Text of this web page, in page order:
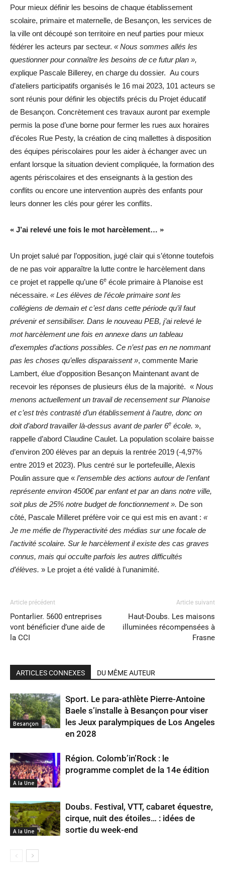
Pour mieux définir les besoins de chaque établissement
scolaire, primaire et maternelle, de Besançon, les services de
la ville ont découpé son territoire en neuf parties pour mieux
fédérer les acteurs par secteur. « Nous sommes allés les
questionner pour connaître les besoins de ce futur plan »,
explique Pascale Billerey, en charge du dossier. Au cours
d’ateliers participatifs organisés le 16 mai 2023, 101 acteurs se
sont réunis pour définir les objectifs précis du Projet éducatif
de Besançon. Concrètement ces travaux auront par exemple
permis la pose d’une borne pour fermer les rues aux horaires
d’écoles Rue Pesty, la création de cinq mallettes à disposition
des équipes périscolaires pour les aider à échanger avec un
enfant lorsque la situation devient compliquée, la formation des
agents périscolaires et des enseignants à la gestion des
conflits ou encore une intervention auprès des enfants pour
leurs donner les clés pour gérer les conflits.
« J’ai relevé une fois le mot harcèlement… »
Un projet salué par l’opposition, jugé clair qui s’étonne toutefois
de ne pas voir apparaître la lutte contre le harcèlement dans
ce projet et rappelle qu’une 6e école primaire à Planoise est
nécessaire. « Les élèves de l’école primaire sont les
collégiens de demain et c’est dans cette période qu’il faut
prévenir et sensibiliser. Dans le nouveau PEB, j’ai relevé le
mot harcèlement une fois en annexe dans un tableau
d’exemples d’actions possibles. Ce n’est pas en ne nommant
pas les choses qu’elles disparaissent », commente Marie
Lambert, élue d’opposition Besançon Maintenant avant de
recevoir les réponses de plusieurs élus de la majorité. « Nous
menons actuellement un travail de recensement sur Planoise
et c’est très contrasté d’un établissement à l’autre, donc on
doit d’abord travailler là-dessus avant de parler 6e école. »,
rappelle d’abord Claudine Caulet. La population scolaire baisse
d’environ 200 élèves par an depuis la rentrée 2019 (-4,97%
entre 2019 et 2023). Plus centré sur le portefeuille, Alexis
Poulin assure que « l’ensemble des actions autour de l’enfant
représente environ 4500€ par enfant et par an dans notre ville,
soit plus de 25% notre budget de fonctionnement ». De son
côté, Pascale Milleret préfère voir ce qui est mis en avant : «
Je me méfie de l’hyperactivité des médias sur une focale de
l’activité scolaire. Sur le harcèlement il existe des cas graves
connus, mais qui occulte parfois les autres difficultés
d’élèves. » Le projet a été validé à l’unanimité.
Article précédent
Pontarlier. 5600 entreprises
vont bénéficier d’une aide de
la CCI
Article suivant
Haut-Doubs. Les maisons
illuminées récompensées à
Frasne
ARTICLES CONNEXES DU MÊME AUTEUR
Besançon
Sport. Le para-athlète Pierre-Antoine
Baele s’installe à Besançon pour viser
les Jeux paralympiques de Los Angeles
en 2028
A la Une
Région. Colomb’in’Rock : le
programme complet de la 14e édition
A la Une
Doubs. Festival, VTT, cabaret équestre,
cirque, nuit des étoiles… : idées de
sortie du week-end